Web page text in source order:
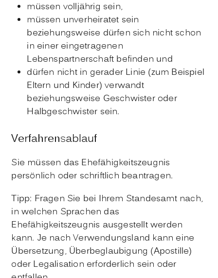
müssen volljährig sein,
müssen unverheiratet sein
beziehungsweise dürfen sich nicht schon
in einer eingetragenen
Lebenspartnerschaft befinden und
dürfen nicht in gerader Linie (zum Beispiel
Eltern und Kinder) verwandt
beziehungsweise Geschwister oder
Halbgeschwister sein.
Verfahrensablauf
Sie müssen das Ehefähigkeitszeugnis
persönlich oder schriftlich beantragen.
Tipp: Fragen Sie bei Ihrem Standesamt nach,
in welchen Sprachen das
Ehefähigkeitszeugnis ausgestellt werden
kann. Je nach Verwendungsland kann eine
Übersetzung, Überbeglaubigung (Apostille)
oder Legalisation erforderlich sein oder